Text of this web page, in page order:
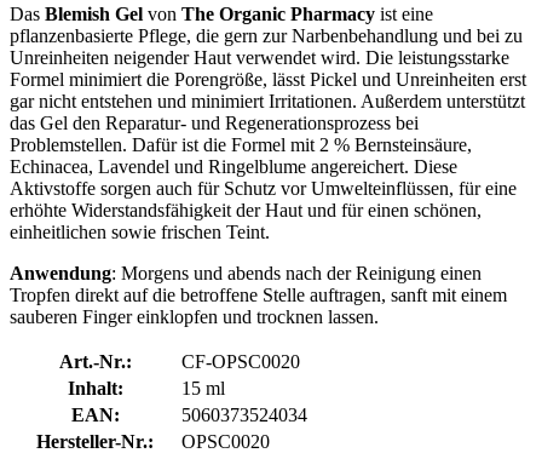
Das Blemish Gel von The Organic Pharmacy ist eine
pflanzenbasierte Pflege, die gern zur Narbenbehandlung und bei zu
Unreinheiten neigender Haut verwendet wird. Die leistungsstarke
Formel minimiert die Porengröße, lässt Pickel und Unreinheiten erst
gar nicht entstehen und minimiert Irritationen. Außerdem unterstützt
das Gel den Reparatur- und Regenerationsprozess bei
Problemstellen. Dafür ist die Formel mit 2 % Bernsteinsäure,
Echinacea, Lavendel und Ringelblume angereichert. Diese
Aktivstoffe sorgen auch für Schutz vor Umwelteinflüssen, für eine
erhöhte Widerstandsfähigkeit der Haut und für einen schönen,
einheitlichen sowie frischen Teint.
Anwendung: Morgens und abends nach der Reinigung einen
Tropfen direkt auf die betroffene Stelle auftragen, sanft mit einem
sauberen Finger einklopfen und trocknen lassen.
Art.-Nr.:
CF-OPSC0020
Inhalt:
15 ml
EAN:
5060373524034
Hersteller-Nr.:
OPSC0020